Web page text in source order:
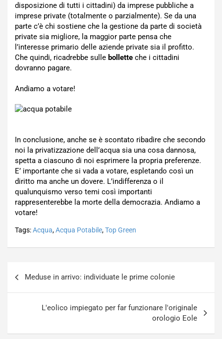
disposizione di tutti i cittadini) da imprese pubbliche a
imprese private (totalmente o parzialmente). Se da una
parte c’è chi sostiene che la gestione da parte di società
private sia migliore, la maggior parte pensa che
l’interesse primario delle aziende private sia il profitto.
Che quindi, ricadrebbe sulle bollette che i cittadini
dovranno pagare.
Andiamo a votare!
In conclusione, anche se è scontato ribadire che secondo
noi la privatizzazione dell’acqua sia una cosa dannosa,
spetta a ciascuno di noi esprimere la propria preferenze.
E’ importante che si vada a votare, espletando così un
diritto ma anche un dovere. L’indifferenza o il
qualunquismo verso temi così importanti
rappresenterebbe la morte della democrazia. Andiamo a
votare!
Tags:Acqua,Acqua Potabile,Top Green
Meduse in arrivo: individuate le prime colonie
L'eolico impiegato per far funzionare l'originale
orologio Eole